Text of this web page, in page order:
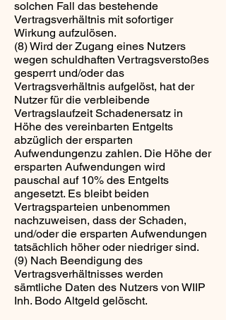
solchen Fall das bestehende
Vertragsverhältnis mit sofortiger
Wirkung aufzulösen.
(8) Wird der Zugang eines Nutzers
wegen schuldhaften Vertragsverstoßes
gesperrt und/oder das
Vertragsverhältnis aufgelöst, hat der
Nutzer für die verbleibende
Vertragslaufzeit Schadenersatz in
Höhe des vereinbarten Entgelts
abzüglich der ersparten
Aufwendungenzu zahlen. Die Höhe der
ersparten Aufwendungen wird
pauschal auf 10% des Entgelts
angesetzt. Es bleibt beiden
Vertragsparteien unbenommen
nachzuweisen, dass der Schaden,
und/oder die ersparten Aufwendungen
tatsächlich höher oder niedriger sind.
(9) Nach Beendigung des
Vertragsverhältnisses werden
sämtliche Daten des Nutzers von WIIP
Inh. Bodo Altgeld gelöscht.